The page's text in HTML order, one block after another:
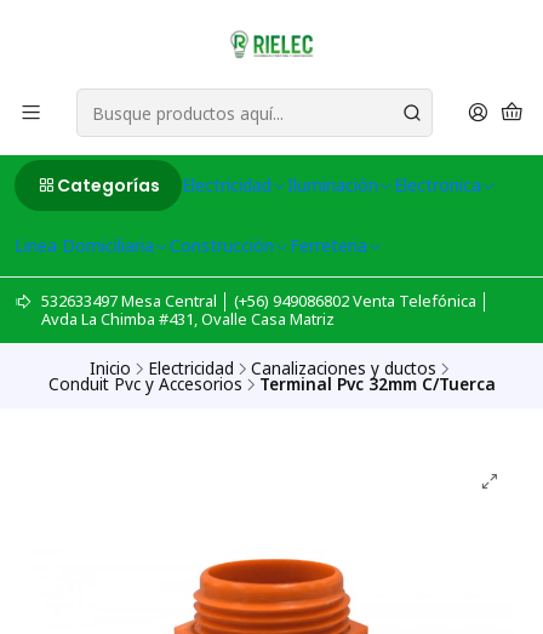
Categorías Electricidad Iluminación Electronica
Linea Domiciliaria Construcción Ferreteria
532633497 Mesa Central │ (+56) 949086802 Venta Telefónica │
Avda La Chimba #431, Ovalle Casa Matriz
Inicio Electricidad Canalizaciones y ductos
Conduit Pvc y Accesorios Terminal Pvc 32mm C/Tuerca